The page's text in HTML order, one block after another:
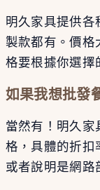
明久家具提供各
製款都有。價格
格要根據你選擇
如果我想批發
當然有！明久家
格，具體的折扣
或者說明是網路